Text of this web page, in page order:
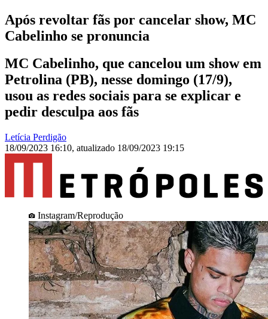
Após revoltar fãs por cancelar show, MC
Cabelinho se pronuncia
MC Cabelinho, que cancelou um show em
Petrolina (PB), nesse domingo (17/9),
usou as redes sociais para se explicar e
pedir desculpa aos fãs
Letícia Perdigão
18/09/2023 16:10, atualizado 18/09/2023 19:15
Instagram/Reprodução